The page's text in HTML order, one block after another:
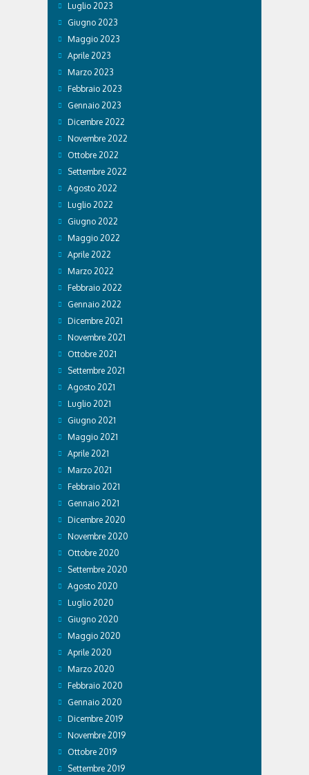
Luglio 2023
Giugno 2023
Maggio 2023
Aprile 2023
Marzo 2023
Febbraio 2023
Gennaio 2023
Dicembre 2022
Novembre 2022
Ottobre 2022
Settembre 2022
Agosto 2022
Luglio 2022
Giugno 2022
Maggio 2022
Aprile 2022
Marzo 2022
Febbraio 2022
Gennaio 2022
Dicembre 2021
Novembre 2021
Ottobre 2021
Settembre 2021
Agosto 2021
Luglio 2021
Giugno 2021
Maggio 2021
Aprile 2021
Marzo 2021
Febbraio 2021
Gennaio 2021
Dicembre 2020
Novembre 2020
Ottobre 2020
Settembre 2020
Agosto 2020
Luglio 2020
Giugno 2020
Maggio 2020
Aprile 2020
Marzo 2020
Febbraio 2020
Gennaio 2020
Dicembre 2019
Novembre 2019
Ottobre 2019
Settembre 2019